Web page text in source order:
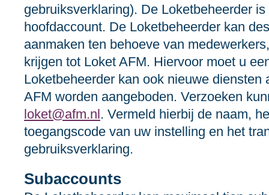
gebruiksverklaring). De Loketbeheerder
hoofdaccount. De Loketbeheerder kan
aanmaken ten behoeve van
krijgen tot Loket AFM. Hiervoor moet u
Loketbeheerder kan ook nieuwe diensten
AFM worden aangeboden. Verzoeken
loket@afm.nl. Vermeld hierbij de naam,
toegangscode van uw instelling en het
gebruiksverklaring.
Subaccounts